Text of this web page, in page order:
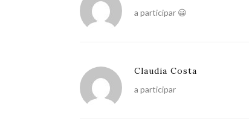
a participar 😀
Claudia Costa
a participar